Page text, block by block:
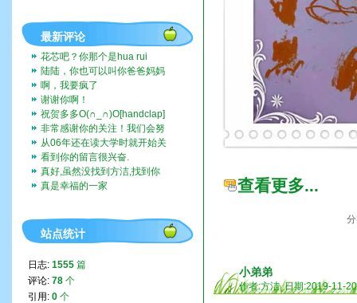
查看更多...
小弟弟
作者:方洁 日期:2019-11-20
最新评论
花芯吧？你那个是hua rui
陆陆，你也可以叫你爸爸妈妈
带你去啊。挺好玩的。
啊，我要疯了
谢谢你啊！
祝贺多多O(∩_∩)O[handclap]
[flo...
非常感谢你的关注！我们会努
力一直记录下去的。我们也...
从06年还在读大学时就开始关
注这个博客，而现在我也...
看到你的留言很兴奋.
真好,虽然没找到方洁,找到你
们全家福,让人挺兴奋的...
真是幸福的一家
站点统计
日志: 1555 篇
评论: 78 个
引用: 0 个